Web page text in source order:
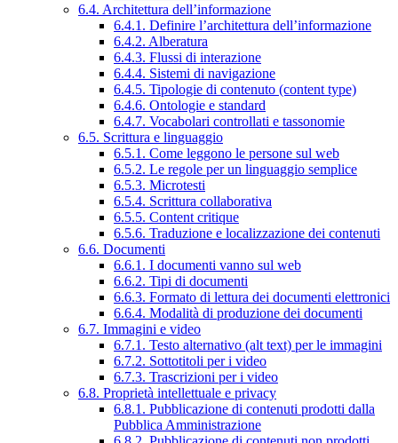
6.4. Architettura dell’informazione
6.4.1. Definire l’architettura dell’informazione
6.4.2. Alberatura
6.4.3. Flussi di interazione
6.4.4. Sistemi di navigazione
6.4.5. Tipologie di contenuto (content type)
6.4.6. Ontologie e standard
6.4.7. Vocabolari controllati e tassonomie
6.5. Scrittura e linguaggio
6.5.1. Come leggono le persone sul web
6.5.2. Le regole per un linguaggio semplice
6.5.3. Microtesti
6.5.4. Scrittura collaborativa
6.5.5. Content critique
6.5.6. Traduzione e localizzazione dei contenuti
6.6. Documenti
6.6.1. I documenti vanno sul web
6.6.2. Tipi di documenti
6.6.3. Formato di lettura dei documenti elettronici
6.6.4. Modalità di produzione dei documenti
6.7. Immagini e video
6.7.1. Testo alternativo (alt text) per le immagini
6.7.2. Sottotitoli per i video
6.7.3. Trascrizioni per i video
6.8. Proprietà intellettuale e privacy
6.8.1. Pubblicazione di contenuti prodotti dalla
Pubblica Amministrazione